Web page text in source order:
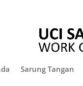
Sarung Tangan